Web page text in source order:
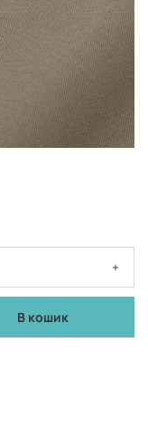
+
В кошик